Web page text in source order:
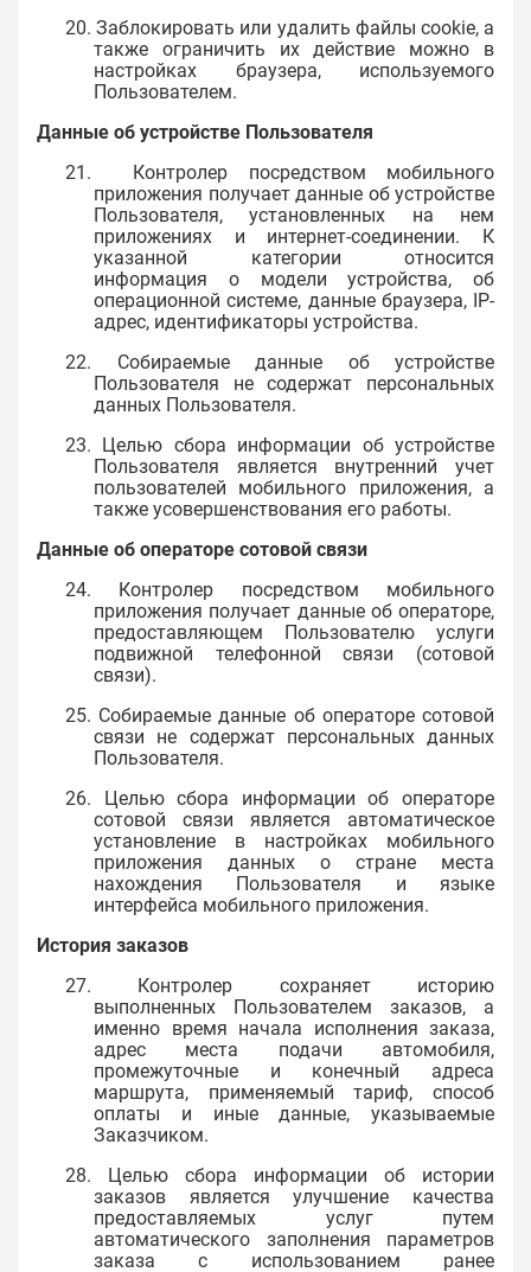
20. Заблокировать или удалить файлы cookie, а
также ограничить их действие можно в
настройках браузера, используемого
Пользователем.
Данные об устройстве Пользователя
21. Контролер посредством мобильного
приложения получает данные об устройстве
Пользователя, установленных на нем
приложениях и интернет-соединении. К
указанной категории относится
информация о модели устройства, об
операционной системе, данные браузера, IP-
адрес, идентификаторы устройства.
22. Собираемые данные об устройстве
Пользователя не содержат персональных
данных Пользователя.
23. Целью сбора информации об устройстве
Пользователя является внутренний учет
пользователей мобильного приложения, а
также усовершенствования его работы.
Данные об операторе сотовой связи
24. Контролер посредством мобильного
приложения получает данные об операторе,
предоставляющем Пользователю услуги
подвижной телефонной связи (сотовой
связи).
25. Собираемые данные об операторе сотовой
связи не содержат персональных данных
Пользователя.
26. Целью сбора информации об операторе
сотовой связи является автоматическое
установление в настройках мобильного
приложения данных о стране места
нахождения Пользователя и языке
интерфейса мобильного приложения.
История заказов
27. Контролер сохраняет историю
выполненных Пользователем заказов, а
именно время начала исполнения заказа,
адрес места подачи автомобиля,
промежуточные и конечный адреса
маршрута, применяемый тариф, способ
оплаты и иные данные, указываемые
Заказчиком.
28. Целью сбора информации об истории
заказов является улучшение качества
предоставляемых услуг путем
автоматического заполнения параметров
заказа с использованием ранее